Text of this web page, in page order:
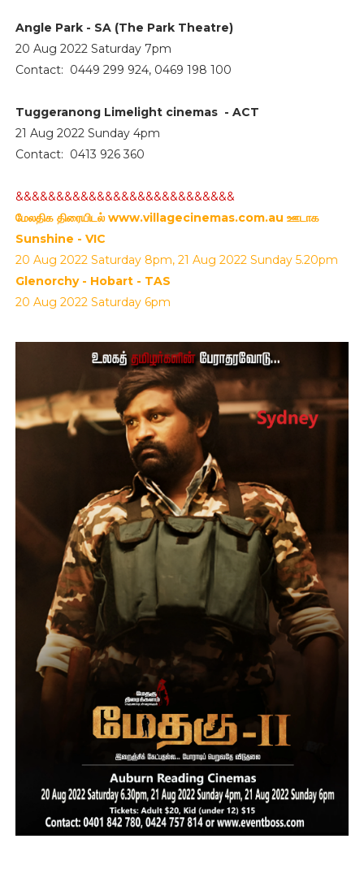
Angle Park - SA (The Park Theatre)
20 Aug 2022 Saturday 7pm
Contact: 0449 299 924, 0469 198 100
Tuggeranong Limelight cinemas - ACT
21 Aug 2022 Sunday 4pm
Contact: 0413 926 360
&&&&&&&&&&&&&&&&&&&&&&&&&&&
மேலதிக திரையிடல் www.villagecinemas.com.au ஊடாக
Sunshine - VIC
20 Aug 2022 Saturday 8pm, 21 Aug 2022 Sunday 5.20pm
Glenorchy - Hobart - TAS
20 Aug 2022 Saturday 6pm